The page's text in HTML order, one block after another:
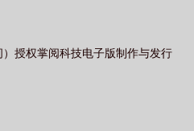
蓦回鸾by海青拿天鹅好看吗 蓦回鸾
授权掌阅科技电子版制作与发行